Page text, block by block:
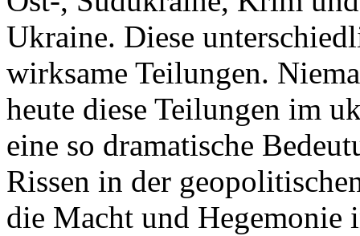
Ukraine. Diese
wirksame Teilungen.
heute diese Teilungen im
eine so dramatische
Rissen in der
die Macht und Hegemonie